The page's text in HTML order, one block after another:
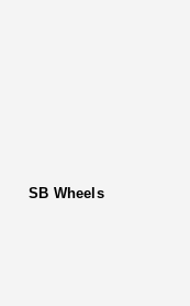
SB Wheels